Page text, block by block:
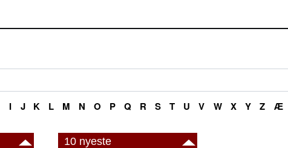
I J K L M N O P Q R S T U V W X Y Z Æ
10 nyeste